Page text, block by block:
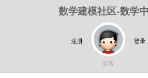
数学建模社区-数学
注册 登录
游客